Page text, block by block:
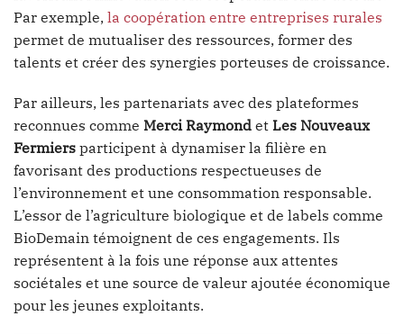
Par exemple, la coopération entre entreprises rurales
permet de mutualiser des ressources, former des
talents et créer des synergies porteuses de croissance.
Par ailleurs, les partenariats avec des plateformes
reconnues comme Merci Raymond et Les Nouveaux
Fermiers participent à dynamiser la filière en
favorisant des productions respectueuses de
l’environnement et une consommation responsable.
L’essor de l’agriculture biologique et de labels comme
BioDemain témoignent de ces engagements. Ils
représentent à la fois une réponse aux attentes
sociétales et une source de valeur ajoutée économique
pour les jeunes exploitants.